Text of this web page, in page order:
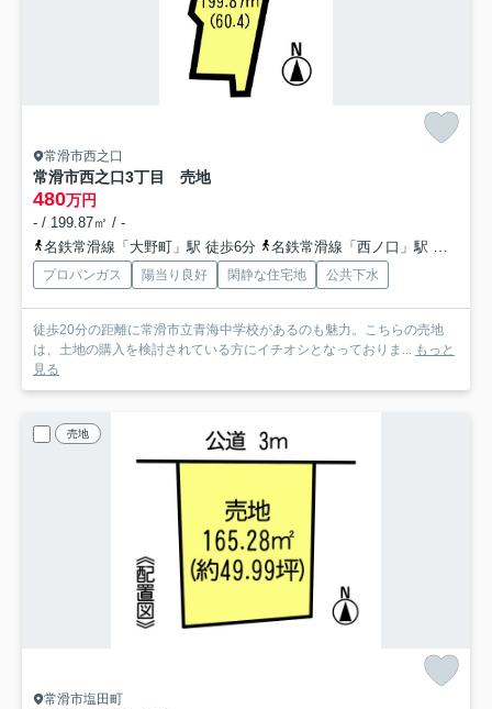
常滑市西之口
常滑市西之口3丁目 売地
480万円
- / 199.87㎡ / -
名鉄常滑線「大野町」駅 徒歩6分
名鉄常滑線「西ノ口」駅 徒歩14分
プロパンガス 陽当り良好 閑静な住宅地 公共下水
徒歩20分の距離に常滑市立青海中学校があるのも魅力。こちらの売地
は、土地の購入を検討されている方にイチオシとなっておりま...
もっと
見る
売地
常滑市塩田町